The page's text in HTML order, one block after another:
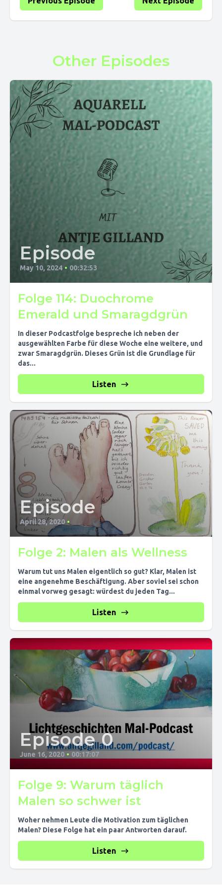
Other Episodes
Episode
May 10, 2024 • 00:32:53
Folge 114: Duochrome
Emerald und Smaragdgrün
In dieser Podcastfolge bespreche ich neben der
ausgewählten Farbe für diese Woche eine weitere, und
zwar Smaragdgrün. Dieses Grün ist die Grundlage für
das...
Listen
Episode
April 28, 2020 •
Folge 2: Malen als Wellness
Warum tut uns Malen eigentlich so gut? Klar, Malen ist
eine angenehme Beschäftigung. Aber soviel sei schon
einmal vorweg gesagt: würdest du jeden Tag...
Listen
Episode 0
June 16, 2020 • 00:17:07
Folge 9: Warum täglich
Malen so schwer ist
Woher nehmen Leute die Motivation zum täglichen
Malen? Diese Folge hat ein paar Antworten darauf.
Listen